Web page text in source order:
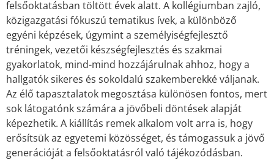
felsőoktatásban töltött évek alatt. A kollégiumban zajló,
közigazgatási fókuszú tematikus ívek, a különböző
egyéni képzések, úgymint a személyiségfejlesztő
tréningek, vezetői készségfejlesztés és szakmai
gyakorlatok, mind-mind hozzájárulnak ahhoz, hogy a
hallgatók sikeres és sokoldalú szakemberekké váljanak.
Az élő tapasztalatok megosztása különösen fontos, mert
sok látogatónk számára a jövőbeli döntések alapját
képezhetik. A kiállítás remek alkalom volt arra is, hogy
erősítsük az egyetemi közösséget, és támogassuk a jövő
generációját a felsőoktatásról való tájékozódásban.